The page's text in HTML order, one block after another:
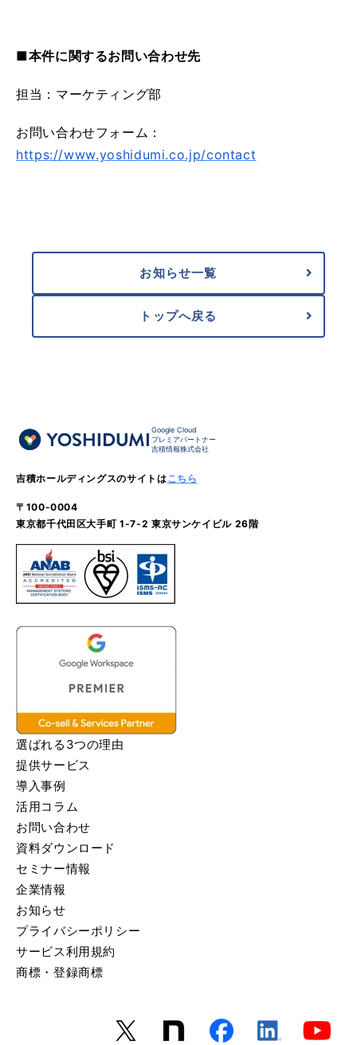
■本件に関するお問い合わせ先
担当：マーケティング部
お問い合わせフォーム：
https://www.yoshidumi.co.jp/contact
お知らせ一覧
トップへ戻る
Google Cloud
プレミアパートナー
吉積情報株式会社
吉積ホールディングスのサイトはこちら
〒100-0004
東京都千代田区大手町 1-7-2 東京サンケイビル 26階
選ばれる3つの理由
提供サービス
導入事例
活用コラム
お問い合わせ
資料ダウンロード
セミナー情報
企業情報
お知らせ
プライバシーポリシー
サービス利用規約
商標・登録商標